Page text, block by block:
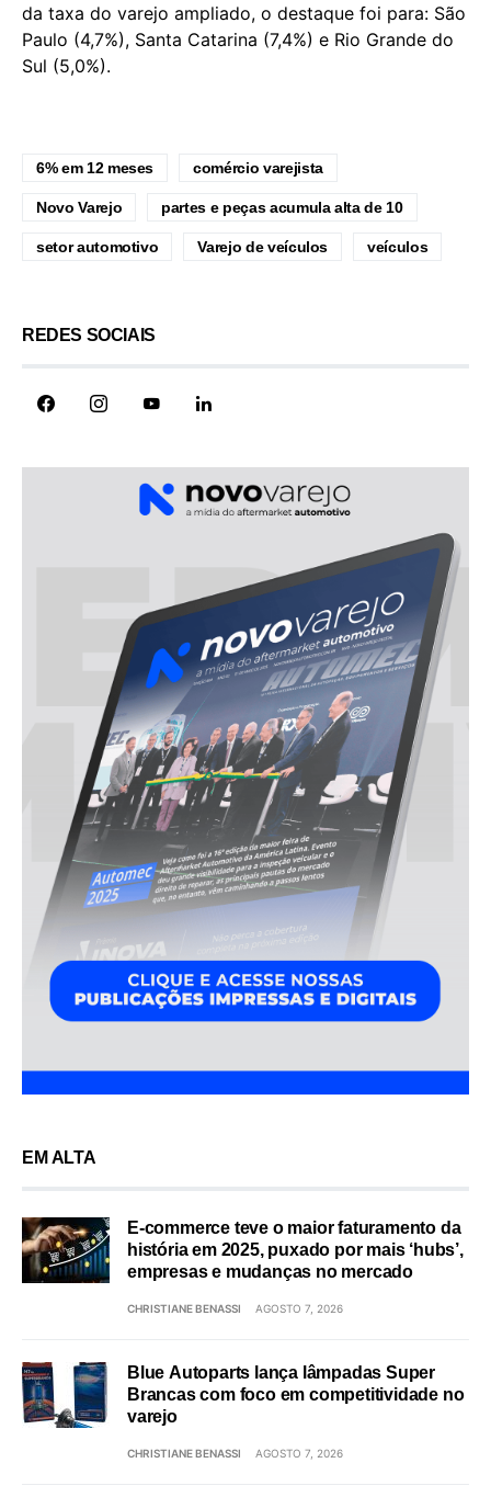
da taxa do varejo ampliado, o destaque foi para: São
Paulo (4,7%), Santa Catarina (7,4%) e Rio Grande do
Sul (5,0%).
6% em 12 meses comércio varejista
Novo Varejo partes e peças acumula alta de 10
setor automotivo Varejo de veículos veículos
REDES SOCIAIS
EM ALTA
E-commerce teve o maior faturamento da
história em 2025, puxado por mais ‘hubs’,
empresas e mudanças no mercado
CHRISTIANE BENASSI AGOSTO 7, 2026
Blue Autoparts lança lâmpadas Super
Brancas com foco em competitividade no
varejo
CHRISTIANE BENASSI AGOSTO 7, 2026